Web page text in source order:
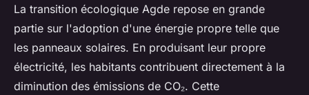
La transition écologique Agde repose en grande
partie sur l'adoption d'une énergie propre telle que
les panneaux solaires. En produisant leur propre
électricité, les habitants contribuent directement à la
diminution des émissions de CO₂. Cette